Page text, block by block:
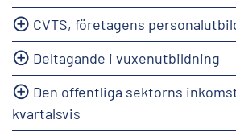
CVTS, företagens
Deltagande i vuxenutbildning
Den offentliga sektorns
kvartalsvis